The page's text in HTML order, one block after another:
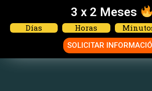
3 x 2 Meses
Días Horas
SOLICITAR